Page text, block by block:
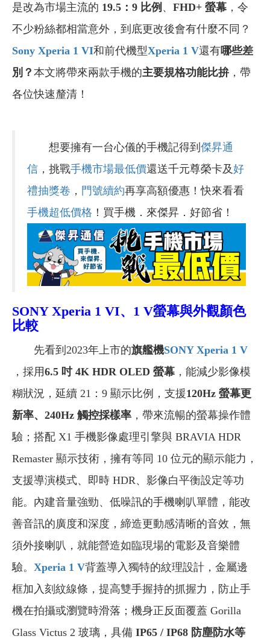
是改為市場主流的 19.5：9 比例 、 FHD+ 螢幕 ，令
不少粉絲都相當意外，到底更改後會有什麼不同？
Sony Xperia 1 VI和前代機型Xperia 1 V還有哪些差
別？ 本文將帶來兩款手機的主要規格功能比拚，帶
各位快速釐清！
想要擁有一台心儀的手機記得到 傑昇通
信 ，挑戰手機市場最低價還送千元尊榮卡及好
禮抽獎卷 ， 門號續約再享高額優惠！快來看看
手機超低價格 ！買手機．來傑昇．好節省！
SONY Xperia 1 VI、1 V螢幕與外觀顏色
比較
先看到2023年上市的旗艦機SONY Xperia 1 V
，採用6.5 吋 4K HDR OLED 螢幕 ，能減少影像模
糊狀況，延續 21：9 顯示比例，支援120Hz 螢幕更
新率、240Hz 觸控採樣率 ，帶來流暢的螢幕操作體
驗；搭配 X1 手機影像處理引擎與 BRAVIA HDR
Remaster 顯示技術，擁有等同 10 位元的顯示能力，
支援導演模式、即時 HDR、影像白平衡設定等功
能。內建音量強勁、低噪訊的手機喇叭單體，能改
善音訊的廣度和深度，締造更動感清晰的音效，無
須外接喇叭，就能營造如臨現場的電影及音樂體
驗。 Xperia 1 V背蓋導入獨特的紋理設計，金屬邊
框加入刻紋線條，提高雙手握持的抓握力，防止手
機在拍攝或瀏覽時滑落；機身正反面覆蓋 Gorilla
Glass Victus 2 玻璃，具備 IP65 / IP68 防塵防水等